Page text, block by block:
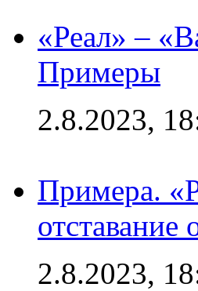
«Реал» –
Примеры
2.8.2023,
Примера.
2.8.2023,